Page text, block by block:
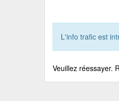
L'info trafic est
Veuillez réessayer.